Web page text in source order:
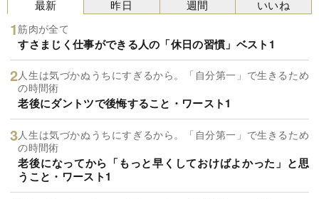
最新
筋肉が全て
すさまじく仕事ができる人の「休日の習慣」ベスト1
人生は気づかぬうちにすぎるから。「自分第一」で生きるため
の時間術
老後にダントツで後悔すること・ワースト1
人生は気づかぬうちにすぎるから。「自分第一」で生きるため
の時間術
老後になってから「もっと早くしておけばよかった」と思
うこと・ワースト1
昨日 週間 いいね